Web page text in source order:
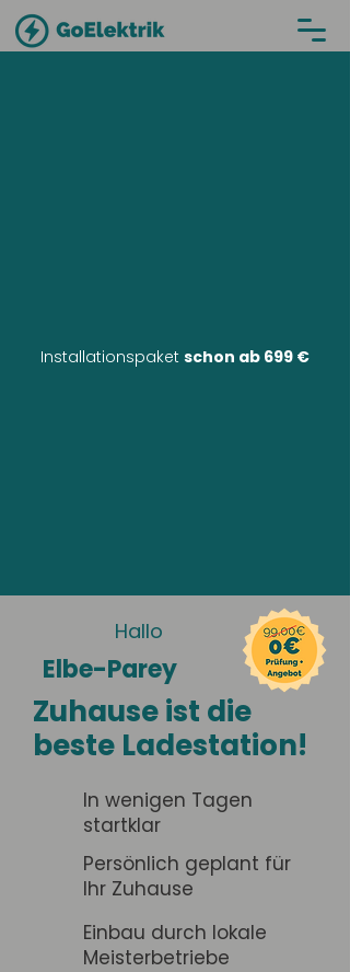
Installationspaket schon ab 699 €
Hallo
Elbe-Parey
Zuhause ist die
beste Ladestation!
In wenigen Tagen
startklar
Persönlich geplant für
Ihr Zuhause
Einbau durch lokale
Meisterbetriebe